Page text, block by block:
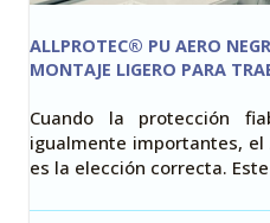
ALLPROTEC® PU AERO
MONTAJE LIGERO PARA
Cuando la protección
igualmente importantes, el
es la elección correcta.